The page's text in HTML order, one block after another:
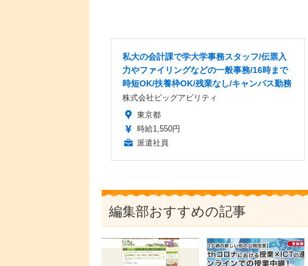
私大の会計課で学大学事務スタッフ/伝票入
力やファイリングなどの一般事務/16時まで
時短OK/扶養枠OK/残業なし/キャンパス勤務
株式会社ビッグアビリティ
東京都
時給1,550円
派遣社員
編集部おすすめの記事